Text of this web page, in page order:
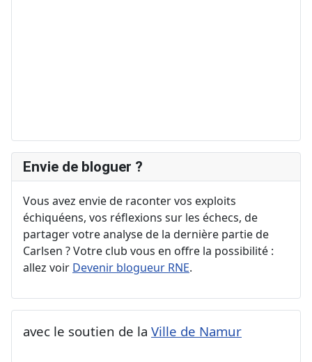
Envie de bloguer ?
Vous avez envie de raconter vos exploits
échiquéens, vos réflexions sur les échecs, de
partager votre analyse de la dernière partie de
Carlsen ? Votre club vous en offre la possibilité :
allez voir Devenir blogueur RNE.
avec le soutien de la Ville de Namur